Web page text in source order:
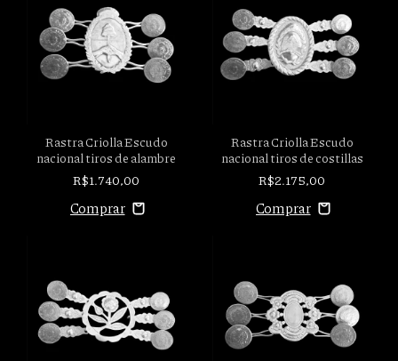
Rastra Criolla Escudo
nacional tiros de alambre
R$1.740,00
Rastra Criolla Escudo
nacional tiros de costillas
R$2.175,00